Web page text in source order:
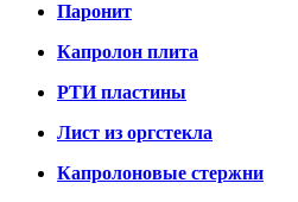
Паронит
Капролон плита
РТИ пластины
Лист из оргстекла
Капролоновые стержни